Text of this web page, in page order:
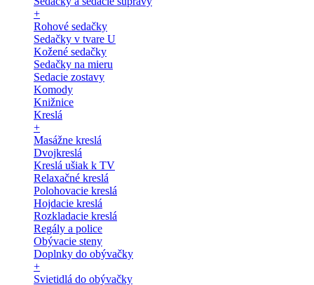
+
Rohové sedačky
Sedačky v tvare U
Kožené sedačky
Sedačky na mieru
Sedacie zostavy
Komody
Knižnice
Kreslá
+
Masážne kreslá
Dvojkreslá
Kreslá ušiak k TV
Relaxačné kreslá
Polohovacie kreslá
Hojdacie kreslá
Rozkladacie kreslá
Regály a police
Obývacie steny
Doplnky do obývačky
+
Svietidlá do obývačky